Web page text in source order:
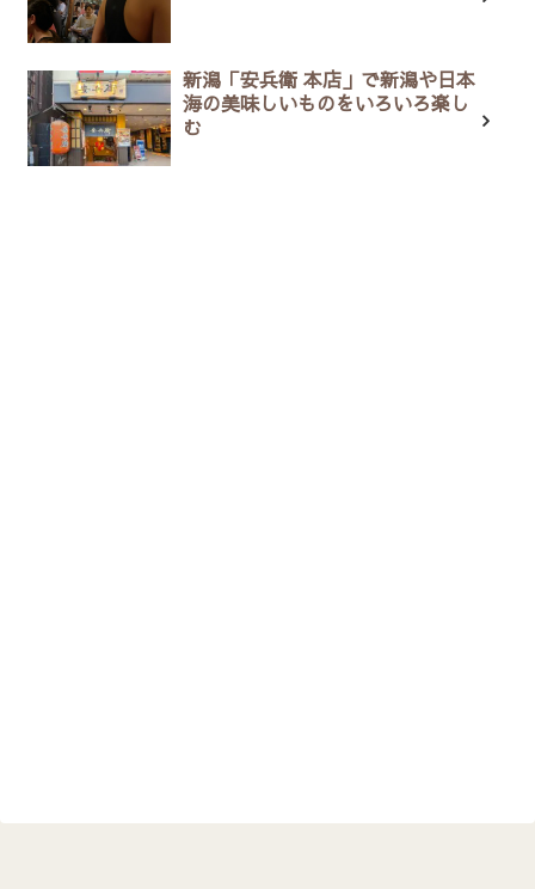
新潟「安兵衛 本店」で新潟や日本
海の美味しいものをいろいろ楽し
む